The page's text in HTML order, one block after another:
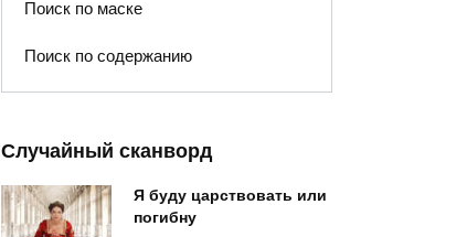
Поиск по маске
Поиск по содержанию
Случайный сканворд
Я буду царствовать или
погибну